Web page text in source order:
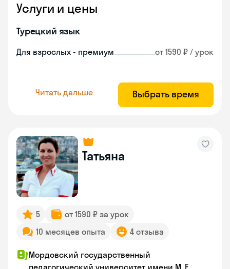
Услуги и цены
Турецкий язык
Для взрослых - премиум от 1590 ₽ / урок
Читать дальше Выбрать время
Татьяна
5
от 1590 ₽ за урок
10 месяцев опыта
4 отзыва
Мордовский государственный
педагогический университет имени М. Е.